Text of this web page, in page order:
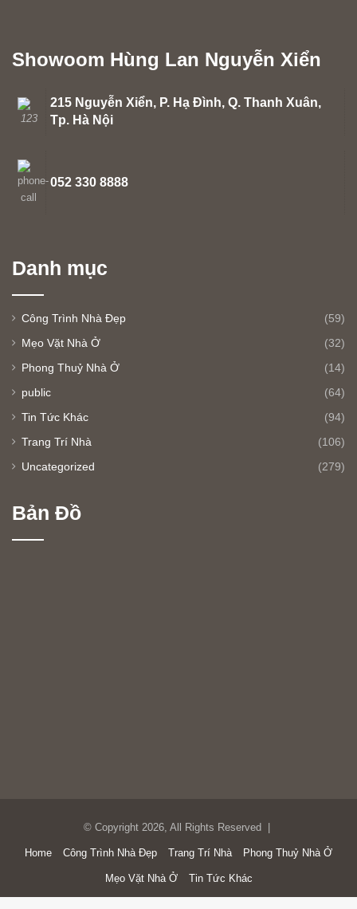
Showoom Hùng Lan Nguyễn Xiển
215 Nguyễn Xiển, P. Hạ Đình, Q. Thanh Xuân,
Tp. Hà Nội
052 330 8888
Danh mục
Công Trình Nhà Đẹp (59)
Mẹo Vặt Nhà Ở (32)
Phong Thuỷ Nhà Ở (14)
public (64)
Tin Tức Khác (94)
Trang Trí Nhà (106)
Uncategorized (279)
Bản Đồ
© Copyright 2026, All Rights Reserved |
Home Công Trình Nhà Đẹp Trang Trí Nhà Phong Thuỷ Nhà Ở
Mẹo Vặt Nhà Ở Tin Tức Khác